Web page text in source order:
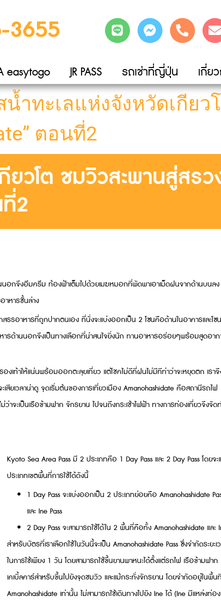
3655
easytogo JR PASS รถเช่าที่ญี่ปุ่น เกี่ย
น้ำทะเลแห่งจังหวัดเกีย
ตอนที่2
ยวโต ชมวิวสะพานสู่สร
2
นอกจึงอึมครึม ท้องฟ้าเต็มไปด้วยเมฆหมอกที่พัดพาเอาเม็ดฝนจากด้านบนลง
าหารชั้นล่าง
รอาหารที่ถูกปากตนเอง ที่นั่งจะแบ่งออกเป็น 2 โซนคือด้านในอาคารและโซน
หารด้านนอกจึงเป็นทางเลือกที่น่าสนใจยิ่งนัก ทานอาหารอร่อยๆพร้อมสูดอา
งเท้าให้แน่นพร้อมออกตะลุยเที่ยว แต่โชคไม่ดีที่ฝนไม่มีทีท่าว่าจะหยุดตก เราจึ
ยเวลาน่าดู จุดเริ่มต้นของการเที่ยวเมือง Amanohashidate คือสถานีรถไฟ
าจะเป็นเรือข้ามฟาก จักรยาน ไปจนถึงกระเช้าไฟฟ้า ทางการท่องเที่ยวจึงจัด
Kyoto Sea Area Pass มี 2 ประเภทคือ 1 Day Pass และ 2 Day Pass โดยจะ
ประเภทเขตพื้นที่การใช้ได้ดังนี้
1 Day Pass จะแบ่งออกเป็น 2 ประเภทย่อยคือ Amanohashidate
และ Ine Pass
2 Day Pass จะสามารถใช้ได้ใน 2 พื้นที่คือทั้ง Amanohashidate และ
สำหรับบัตรที่เราเลือกใช้ในวันนี้จะเป็น Amanohashidate Pass ซึ่งจำกัดระยะเ
ในการใช้เพียง 1 วัน โดยสามารถใช้ขึ้นยานพาหนะได้ตั้งแต่รถไฟ เรือข้ามฟาก
เคเบิ้ลคาร์สำหรับขึ้นไปยังจุดชมวิว และแม้กระทั่งจักรยาน โดยจำกัดอยู่ในพื้น
Amanohashidate เท่านั้น ไม่สามารถใช้เดินทางไปยัง Ine ได้ (Ine มีแหล่งท่อง